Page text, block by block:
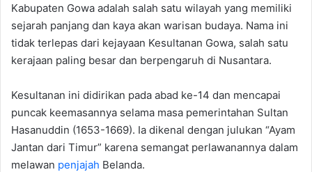
Kabupaten Gowa adalah salah satu wilayah yang memiliki
sejarah panjang dan kaya akan warisan budaya. Nama ini
tidak terlepas dari kejayaan Kesultanan Gowa, salah satu
kerajaan paling besar dan berpengaruh di Nusantara.
Kesultanan ini didirikan pada abad ke-14 dan mencapai
puncak keemasannya selama masa pemerintahan Sultan
Hasanuddin (1653-1669). Ia dikenal dengan julukan “Ayam
Jantan dari Timur” karena semangat perlawanannya dalam
melawan penjajah Belanda.